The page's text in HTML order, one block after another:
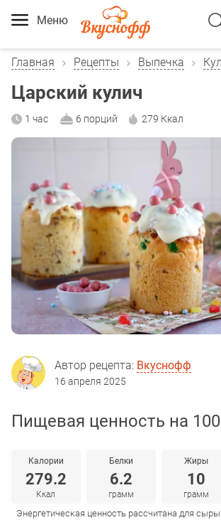
Меню
Главная Рецепты Выпечка
Царский кулич
1 час 6 порций 279 Ккал
Автор рецепта: Вкуснофф
16 апреля 2025
Пищевая ценность на 100
Калории
279.2
Ккал
Белки
6.2
грамм
Жиры
10
грамм
Энергетическая ценность рассчитана для